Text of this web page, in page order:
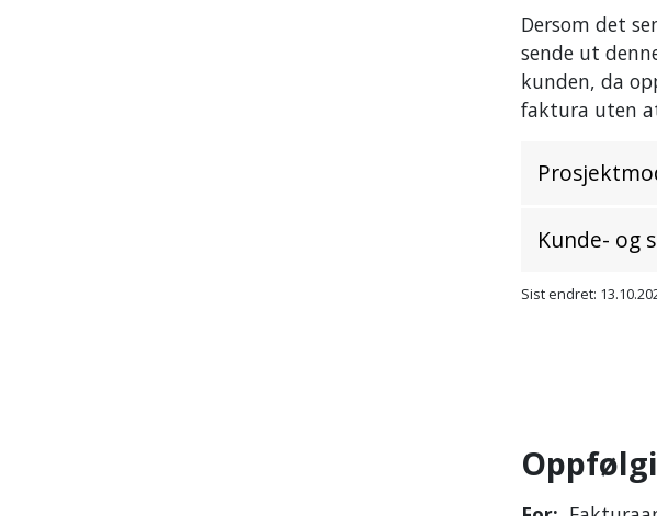
Dersom det
sende ut
kunden, da
faktura uten
Kunde- og
Sist endret: